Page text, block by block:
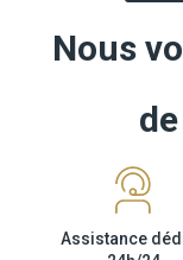
Nous
Assistance